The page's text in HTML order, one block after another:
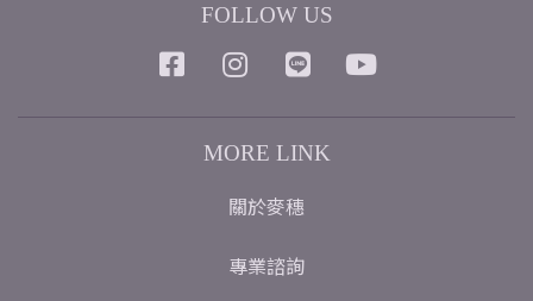
FOLLOW US
MORE LINK
關於麥穗
專業諮詢